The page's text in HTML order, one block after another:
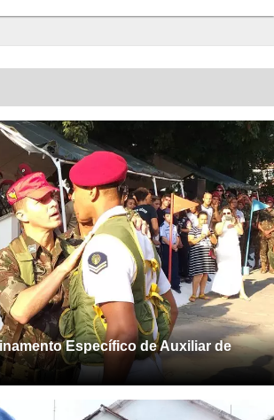
Específico de Auxiliar de